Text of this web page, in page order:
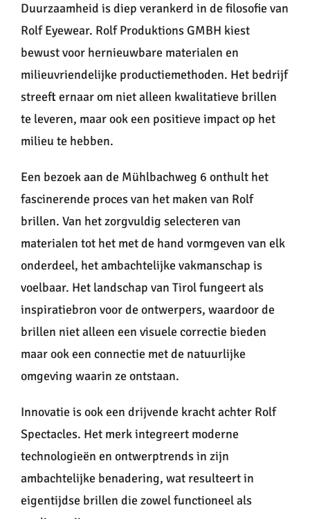
Duurzaamheid is diep verankerd in de filosofie van
Rolf Eyewear. Rolf Produktions GMBH kiest
bewust voor hernieuwbare materialen en
milieuvriendelijke productiemethoden. Het bedrijf
streeft ernaar om niet alleen kwalitatieve brillen
te leveren, maar ook een positieve impact op het
milieu te hebben.
Een bezoek aan de Mühlbachweg 6 onthult het
fascinerende proces van het maken van Rolf
brillen. Van het zorgvuldig selecteren van
materialen tot het met de hand vormgeven van elk
onderdeel, het ambachtelijke vakmanschap is
voelbaar. Het landschap van Tirol fungeert als
inspiratiebron voor de ontwerpers, waardoor de
brillen niet alleen een visuele correctie bieden
maar ook een connectie met de natuurlijke
omgeving waarin ze ontstaan.
Innovatie is ook een drijvende kracht achter Rolf
Spectacles. Het merk integreert moderne
technologieën en ontwerptrends in zijn
ambachtelijke benadering, wat resulteert in
eigentijdse brillen die zowel functioneel als